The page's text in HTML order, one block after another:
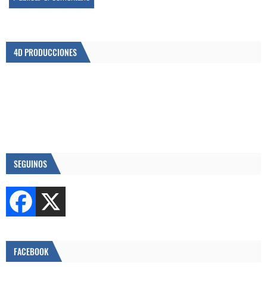
4D PRODUCCIONES
SEGUINOS
FACEBOOK